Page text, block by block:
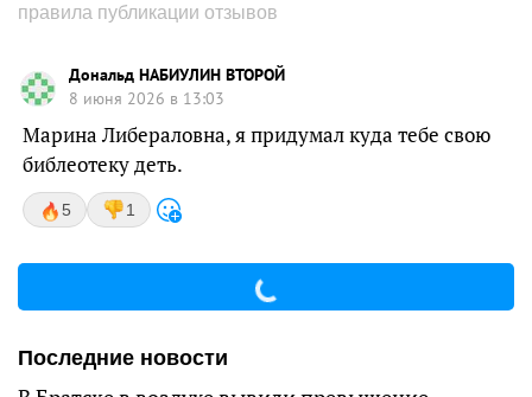
правила публикации отзывов
Дональд НАБИУЛИН ВТОРОЙ
8 июня 2026 в 13:03
Марина Либераловна, я придумал куда тебе свою
библеотеку деть.
5 1
Последние новости